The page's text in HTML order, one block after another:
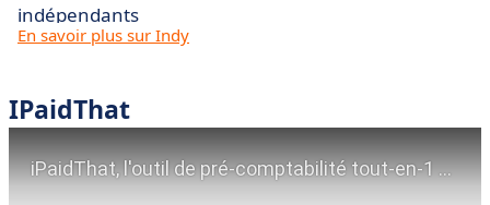
indépendants
En savoir plus sur Indy
IPaidThat